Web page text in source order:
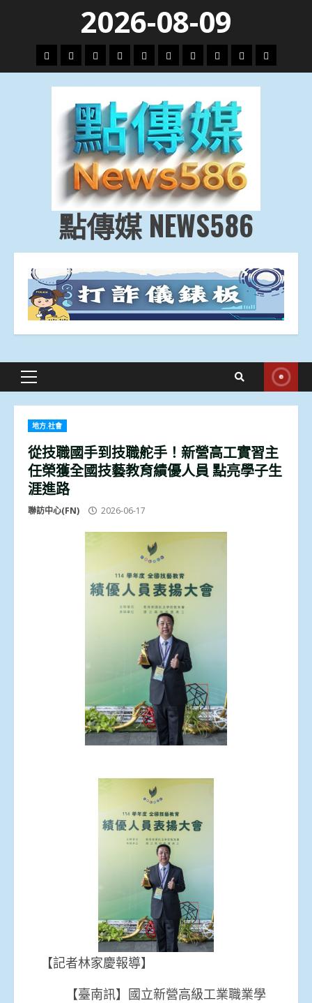
content
2026-08-09
頭
條
財
經
地
方.
會
文
教.
技
專
題
娛
樂
劇
政
治
國
際
運
動
生
活
點傳媒 NEWS586
Primary
地方.社會
從技職國手到技職舵手！新營高工實習主
任榮獲全國技藝教育績優人員 點亮學子生
涯進路
聯訪中心(FN) 2026-06-17
【記者林家慶報導】
【臺南訊】國立新營高級工業職業學